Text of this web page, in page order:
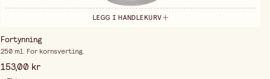
LEGG I HANDLEKURV
Fortynning
250 ml. For kornsverting.
153,00 kr